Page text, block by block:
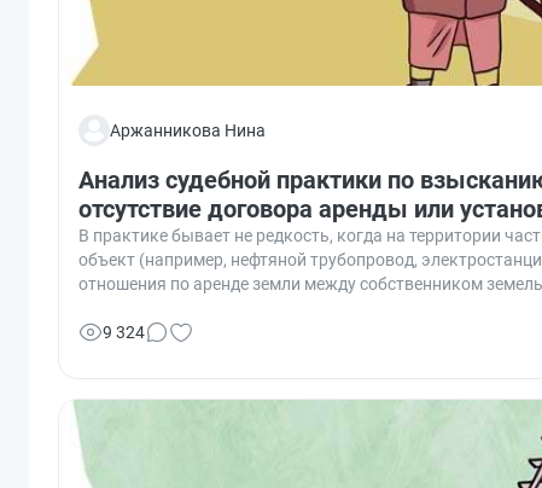
Аржанникова Нина
Анализ судебной практики по
отсутствие договора аренды или
В практике бывает не редкость, когда на территории
объект (например, нефтяной трубопровод,
отношения по аренде земли между собственником
взыскать плату за пользование землей без
9 324